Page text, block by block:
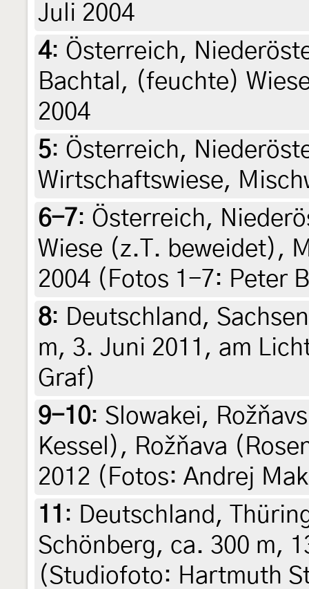
Juli 2004
4: Österreich,
Bachtal, (feuchte)
2004
5: Österreich,
Wirtschaftswiese,
6-7: Österreich,
Wiese (z.T. beweidet),
2004 (Fotos 1-7: Peter
8: Deutschland,
m, 3. Juni 2011, am
Graf)
9-10: Slowakei,
Kessel), Rožňava
2012 (Fotos: Andrej
11 : Deutschland,
Schönberg, ca. 300 m,
(Studiofoto: Hartmuth